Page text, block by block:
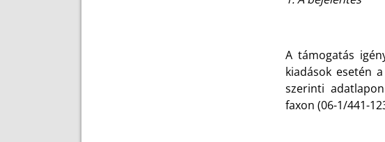
A támogatás
kiadások esetén
szerinti
faxon (06-1/441-